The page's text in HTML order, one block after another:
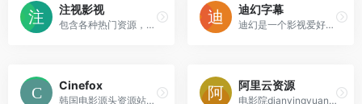
注视影视
包含各种热门资源，无广告，在线播放流畅。
迪幻字幕
迪幻是一个影视爱好者社群，始于2009年，汇聚硬核迪士尼粉丝，关注迪士尼、尼克频道，以及更多美国青少年题材电影、电视剧、动画剧集等内容。
Cinefox
韩国电影源头资源站，资源需付费，含韩国伦理片
阿里云资源
电影院dianyingyuan.org提供最新最快的电影视频阿里云盘资源分享